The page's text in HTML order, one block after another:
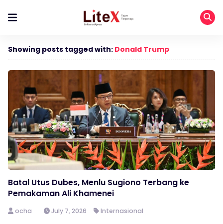
Showing posts tagged with: Donald Trump
Batal Utus Dubes, Menlu Sugiono Terbang ke
Pemakaman Ali Khamenei
ocha July 7, 2026 Internasional